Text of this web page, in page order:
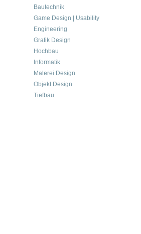
Bautechnik
Game Design | Usability
Engineering
Grafik Design
Hochbau
Informatik
Malerei Design
Objekt Design
Tiefbau